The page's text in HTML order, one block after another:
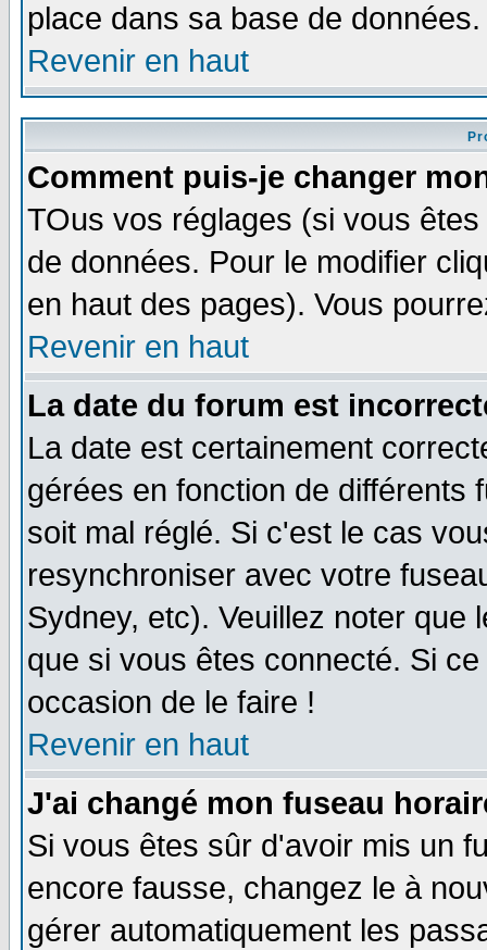
place dans sa base de
Revenir en haut
Comment puis-je changer
TOus vos réglages (si vous
de données. Pour le modifier
en haut des pages). Vous
Revenir en haut
La date du forum est
La date est certainement
gérées en fonction de différents
soit mal réglé. Si c'est le cas
resynchroniser avec votre
Sydney, etc). Veuillez noter que
que si vous êtes connecté. Si
occasion de le faire !
Revenir en haut
J'ai changé mon fuseau
Si vous êtes sûr d'avoir mis un
encore fausse, changez le à
gérer automatiquement les